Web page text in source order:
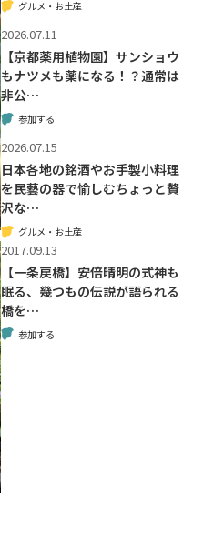
グルメ・お土産
2026.07.11
【京都薬用植物園】サンショウ
もナツメも薬になる！？通常は
非公…
参加する
2026.07.15
日本各地の銘酒やお手製小料理
を民藝の器で愉しむちょっと贅
沢な…
グルメ・お土産
2017.09.13
【一条戻橋】安倍晴明の式神も
眠る、幾つもの伝説が語られる
橋を…
参加する